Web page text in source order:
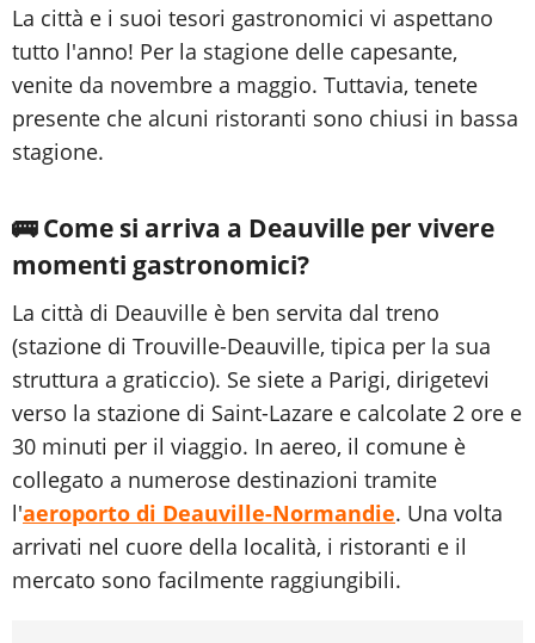
La città e i suoi tesori gastronomici vi aspettano
tutto l'anno! Per la stagione delle capesante,
venite da novembre a maggio. Tuttavia, tenete
presente che alcuni ristoranti sono chiusi in bassa
stagione.
🚌Come si arriva a Deauville per vivere
momenti gastronomici?
La città di Deauville è ben servita dal treno
(stazione di Trouville-Deauville, tipica per la sua
struttura a graticcio). Se siete a Parigi, dirigetevi
verso la stazione di Saint-Lazare e calcolate 2 ore e
30 minuti per il viaggio. In aereo, il comune è
collegato a numerose destinazioni tramite
l'aeroporto di Deauville-Normandie. Una volta
arrivati nel cuore della località, i ristoranti e il
mercato sono facilmente raggiungibili.